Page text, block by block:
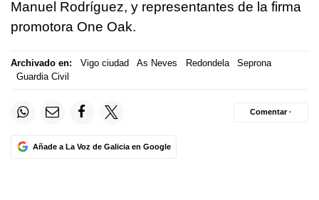
Manuel Rodríguez, y representantes de la firma
promotora One Oak.
Archivado en: Vigo ciudad As Neves Redondela
Seprona
Guardia Civil
Añade a La Voz de Galicia en Google
Comentar ·